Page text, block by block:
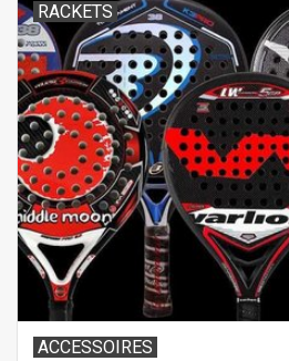
RACKETS
ACCESSOIRES